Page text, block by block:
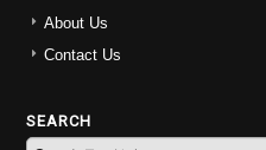
About Us
Contact Us
SEARCH